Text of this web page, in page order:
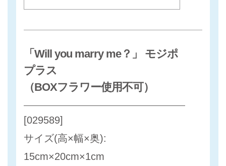
「Will you marry me？」 モジポ
プラス
（BOXフラワー使用不可）
[029589]
サイズ(高×幅×奥):
15cm×20cm×1cm